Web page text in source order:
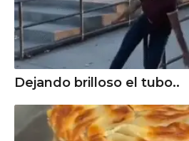
Dejando brilloso el tubo..